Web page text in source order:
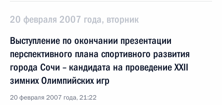
20 февраля 2007 года, вторник
Выступление по окончании презентации
перспективного плана спортивного развития
города Сочи – кандидата на проведение XXII
зимних Олимпийских игр
20 февраля 2007 года, 21:22